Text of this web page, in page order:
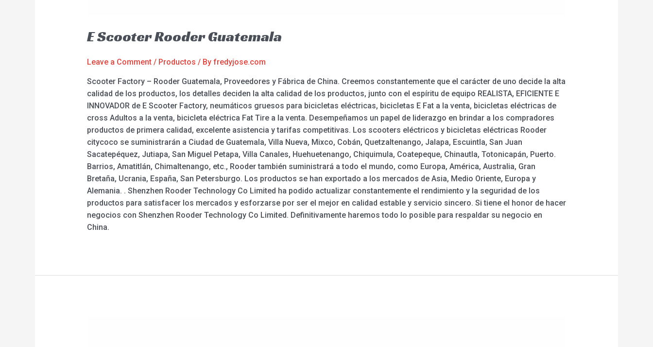
E Scooter Rooder Guatemala
Leave a Comment / Productos / By fredyjose.com
Scooter Factory – Rooder Guatemala, Proveedores y Fábrica de China. Creemos constantemente que el carácter de uno decide la alta
calidad de los productos, los detalles deciden la alta calidad de los productos, junto con el espíritu de equipo REALISTA, EFICIENTE E
INNOVADOR de E Scooter Factory, neumáticos gruesos para bicicletas eléctricas, bicicletas E Fat a la venta, bicicletas eléctricas de
cross Adultos a la venta, bicicleta eléctrica Fat Tire a la venta. Desempeñamos un papel de liderazgo en brindar a los compradores
productos de primera calidad, excelente asistencia y tarifas competitivas. Los scooters eléctricos y bicicletas eléctricas Rooder
citycoco se suministrarán a Ciudad de Guatemala, Villa Nueva, Mixco, Cobán, Quetzaltenango, Jalapa, Escuintla, San Juan
Sacatepéquez, Jutiapa, San Miguel Petapa, Villa Canales, Huehuetenango, Chiquimula, Coatepeque, Chinautla, Totonicapán, Puerto.
Barrios, Amatitlán, Chimaltenango, etc., Rooder también suministrará a todo el mundo, como Europa, América, Australia, Gran
Bretaña, Ucrania, España, San Petersburgo. Los productos se han exportado a los mercados de Asia, Medio Oriente, Europa y
Alemania. . Shenzhen Rooder Technology Co Limited ha podido actualizar constantemente el rendimiento y la seguridad de los
productos para satisfacer los mercados y esforzarse por ser el mejor en calidad estable y servicio sincero. Si tiene el honor de hacer
negocios con Shenzhen Rooder Technology Co Limited. Definitivamente haremos todo lo posible para respaldar su negocio en
China.